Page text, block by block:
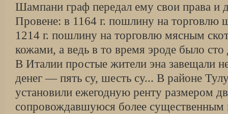
Шампани граф передал ему свои права и
Провене: в 1164 г. пошлину на торговлю
1214 г. пошлину на торговлю мясным
кожами, а ведь в то время эроде было сто
В Италии простые жители эна завещали
денег — пять су, шесть су... В районе
установили ежегодную ренту размером
сопровождавшуюся более